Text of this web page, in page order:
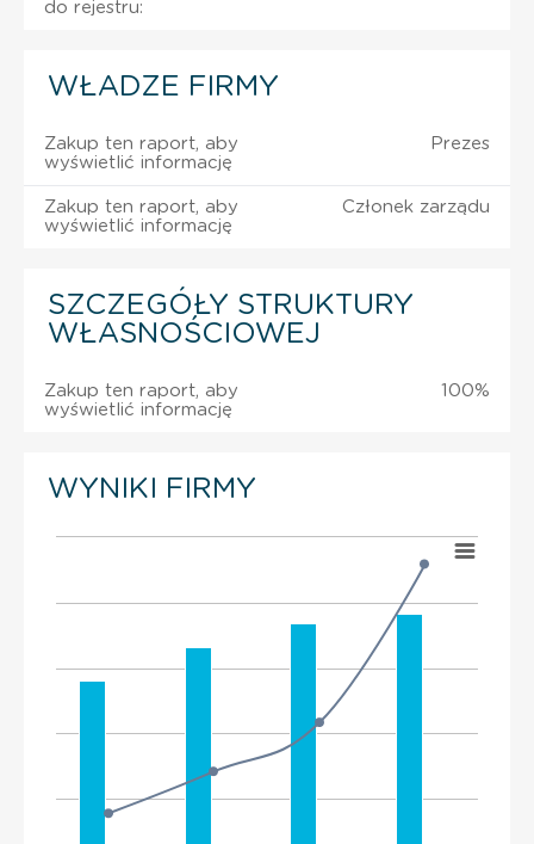
do rejestru:
WŁADZE FIRMY
Zakup ten raport, aby
wyświetlić informację
Prezes
Zakup ten raport, aby
wyświetlić informację
Członek zarządu
SZCZEGÓŁY STRUKTURY
WŁASNOŚCIOWEJ
Zakup ten raport, aby
wyświetlić informację
100%
WYNIKI FIRMY